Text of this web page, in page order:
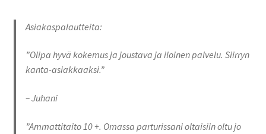
Asiakaspalautteita:
”Olipa hyvä kokemus ja joustava ja iloinen palvelu. Siirryn
kanta-asiakkaaksi.”
– Juhani
”Ammattitaito 10 +. Omassa parturissani oltaisiin oltu jo